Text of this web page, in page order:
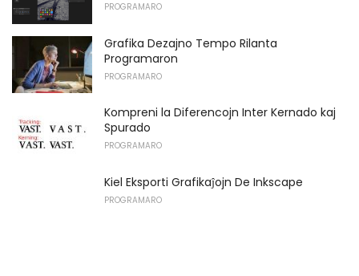
PROGRAMARO
Grafika Dezajno Tempo Rilanta
Programaron
PROGRAMARO
Kompreni la Diferencojn Inter Kernado kaj
Spurado
PROGRAMARO
Kiel Eksporti Grafikaĵojn De Inkscape
PROGRAMARO